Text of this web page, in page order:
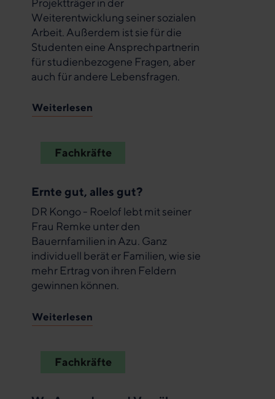
Projektträger in der
Weiterentwicklung seiner sozialen
Arbeit. Außerdem ist sie für die
Studenten eine Ansprechpartnerin
für studienbezogene Fragen, aber
auch für andere Lebensfragen.
Weiterlesen
Fachkräfte
Ernte gut, alles gut?
DR Kongo - Roelof lebt mit seiner
Frau Remke unter den
Bauernfamilien in Azu. Ganz
individuell berät er Familien, wie sie
mehr Ertrag von ihren Feldern
gewinnen können.
Weiterlesen
Fachkräfte